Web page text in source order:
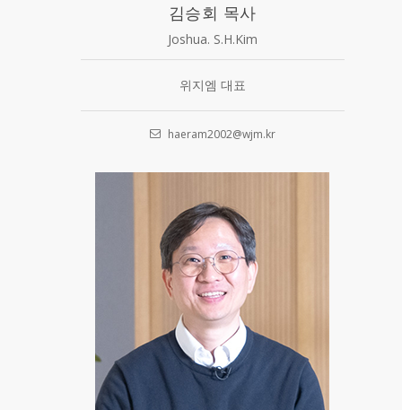
김승회 목사
Joshua. S.H.Kim
위지엠 대표
haeram2002@wjm.kr